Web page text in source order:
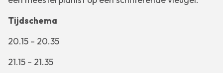
Tijdschema
20.15 – 20.35
21.15 – 21.35